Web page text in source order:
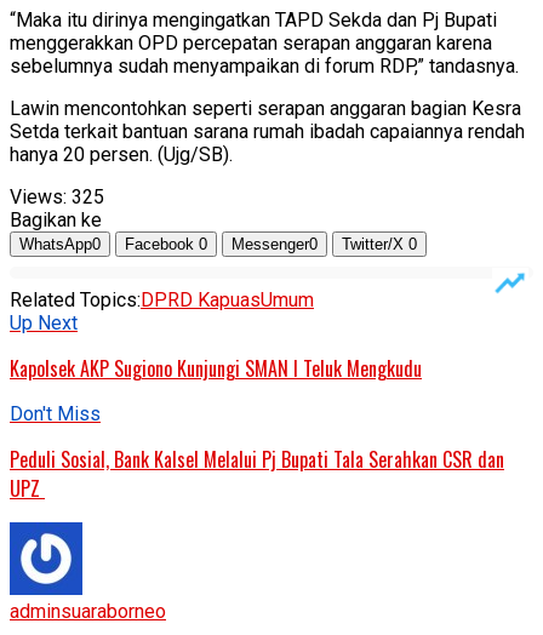
“Maka itu dirinya mengingatkan TAPD Sekda dan Pj Bupati
menggerakkan OPD percepatan serapan anggaran karena
sebelumnya sudah menyampaikan di forum RDP,” tandasnya.
Lawin mencontohkan seperti serapan anggaran bagian Kesra
Setda terkait bantuan sarana rumah ibadah capaiannya rendah
hanya 20 persen. (Ujg/SB).
Views: 325
Bagikan ke
WhatsApp0 Facebook 0 Messenger0 Twitter/X 0
Related Topics:DPRD KapuasUmum
Up Next
Kapolsek AKP Sugiono Kunjungi SMAN I Teluk Mengkudu
Don't Miss
Peduli Sosial, Bank Kalsel Melalui Pj Bupati Tala Serahkan CSR dan
UPZ
adminsuaraborneo